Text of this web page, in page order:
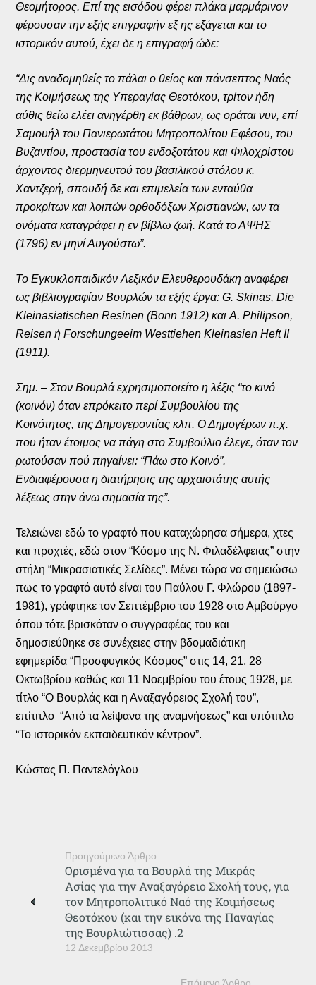
Θεομήτορος. Επί της εισόδου φέρει πλάκα μαρμάρινον
φέρουσαν την εξής επιγραφήν εξ ης εξάγεται και το
ιστορικόν αυτού, έχει δε η επιγραφή ώδε:
“Δις αναδομηθείς το πάλαι ο θείος και πάνσεπτος Ναός
της Κοιμήσεως της Υπεραγίας Θεοτόκου, τρίτον ήδη
αύθις θείω ελέει ανηγέρθη εκ βάθρων, ως οράται νυν, επί
Σαμουήλ του Πανιερωτάτου Μητροπολίτου Εφέσου, του
Βυζαντίου, προστασία του ενδοξοτάτου και Φιλοχρίστου
άρχοντος διερμηνευτού του βασιλικού στόλου κ.
Χαντζερή, σπουδή δε και επιμελεία των ενταύθα
προκρίτων και λοιπών ορθοδόξων Χριστιανών, ων τα
ονόματα καταγράφει η εν βίβλω ζωή. Κατά το ΑΨΗΣ
(1796) εν μηνί Αυγούστω”.
Το Εγκυκλοπαιδικόν Λεξικόν Ελευθερουδάκη αναφέρει
ως βιβλιογραφίαν Βουρλών τα εξής έργα: G. Skinas, Die
Kleinasiatischen Resinen (Bonn 1912) και A. Philipson,
Reisen ή Forschungeeim Westtiehen Kleinasien Heft II
(1911).
Σημ. – Στον Βουρλά εχρησιμοποιείτο η λέξις “το κινό
(κοινόν) όταν επρόκειτο περί Συμβουλίου της
Κοινότητος, της Δημογεροντίας κλπ. Ο Δημογέρων π.χ.
που ήταν έτοιμος να πάγη στο Συμβούλιο έλεγε, όταν τον
ρωτούσαν πού πηγαίνει: “Πάω στο Κοινό”.
Ενδιαφέρουσα η διατήρησις της αρχαιοτάτης αυτής
λέξεως στην άνω σημασία της”.
Τελειώνει εδώ το γραφτό που καταχώρησα σήμερα, χτες
και προχτές, εδώ στον “Κόσμο της Ν. Φιλαδέλφειας” στην
στήλη “Μικρασιατικές Σελίδες”. Μένει τώρα να σημειώσω
πως το γραφτό αυτό είναι του Παύλου Γ. Φλώρου (1897-
1981), γράφτηκε τον Σεπτέμβριο του 1928 στο Αμβούργο
όπου τότε βρισκόταν ο συγγραφέας του και
δημοσιεύθηκε σε συνέχειες στην βδομαδιάτικη
εφημερίδα “Προσφυγικός Κόσμος” στις 14, 21, 28
Οκτωβρίου καθώς και 11 Νοεμβρίου του έτους 1928, με
τίτλο “Ο Βουρλάς και η Αναξαγόρειος Σχολή του”,
επίτιτλο “Από τα λείψανα της αναμνήσεως” και υπότιτλο
“Το ιστορικόν εκπαιδευτικόν κέντρον”.
Κώστας Π. Παντελόγλου
Προηγούμενο Άρθρο
12 Δεκεμβρίου 2013
Ορισμένα για τα Βουρλά της Μικράς
Ασίας για την Αναξαγόρειο Σχολή τους, για
τον Μητροπολιτικό Ναό της Κοιμήσεως
Θεοτόκου (και την εικόνα της Παναγίας
της Βουρλιώτισσας) .2
Επόμενο Άρθρο